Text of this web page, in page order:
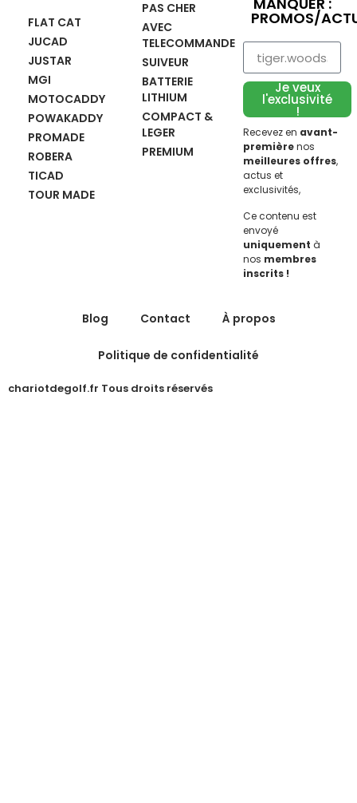
FLAT CAT
JUCAD
JUSTAR
MGI
MOTOCADDY
POWAKADDY
PROMADE
ROBERA
TICAD
TOUR MADE
PAS CHER
AVEC
TELECOMMANDE
SUIVEUR
BATTERIE
LITHIUM
COMPACT &
LEGER
PREMIUM
PROMOS/
Je veux
l'exclusivité
!
Recevez en avant-
premièrenos
meilleures offres,
actus et
exclusivités,
Ce contenu est
envoyé
uniquement à
nos membres
inscrits !
chariotdegolf.fr Tous droits réservés
Blog Contact À propos
Politique de confidentialité